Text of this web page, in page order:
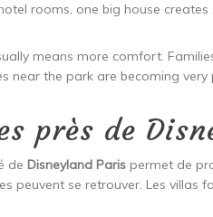
rooms, one big house
means more comfort.
near the park are becoming very
près de
de Disneyland Paris permet de
peuvent se retrouver. Les